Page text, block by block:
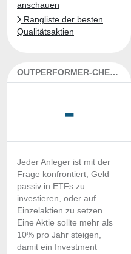
anschauen
Rangliste der besten
Qualitätsaktien
OUTPERFORMER-CHECK
-
Jeder Anleger ist mit der
Frage konfrontiert, Geld
passiv in ETFs zu
investieren, oder auf
Einzelaktien zu setzen.
Eine Aktie sollte mehr als
10% pro Jahr steigen,
damit ein Investment